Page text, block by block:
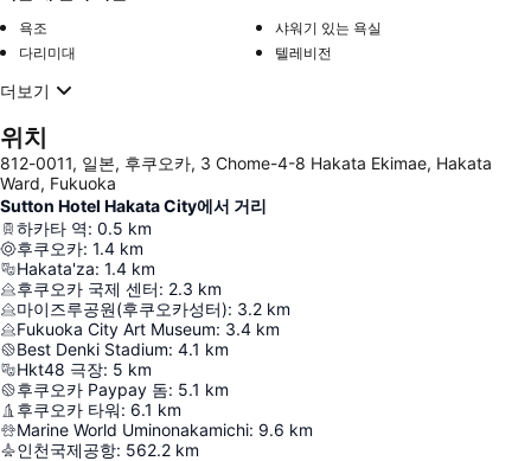
욕조
샤워기 있는 욕실
다리미대
텔레비전
더보기
위치
812-0011, 일본, 후쿠오카, 3 Chome-4-8 Hakata Ekimae, Hakata
Ward, Fukuoka
Sutton Hotel Hakata City에서 거리
하카타 역: 0.5 km
후쿠오카: 1.4 km
Hakata'za: 1.4 km
후쿠오카 국제 센터: 2.3 km
마이즈루공원(후쿠오카성터): 3.2 km
Fukuoka City Art Museum: 3.4 km
Best Denki Stadium: 4.1 km
Hkt48 극장: 5 km
후쿠오카 Paypay 돔: 5.1 km
후쿠오카 타워: 6.1 km
Marine World Uminonakamichi: 9.6 km
인천국제공항: 562.2 km